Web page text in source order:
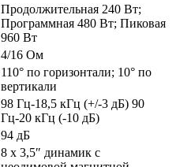
Продолжительная 240 Вт;
Программная 480 Вт; Пиковая
960 Вт
4/16 Ом
110° по горизонтали; 10° по
вертикали
98 Гц-18,5 кГц (+/-3 дБ) 90
Гц-20 кГц (-10 дБ)
94 дБ
8 x 3,5″ динамик с